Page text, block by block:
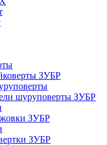
ЗУБР
шуруповерты ЗУБР
ЗУБР
ЗУБР